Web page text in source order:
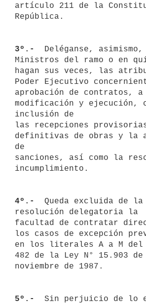
artículo 211 de la
República.
3º.-
Deléganse,
Ministros del ramo o en
hagan sus veces, las
Poder Ejecutivo
aprobación de contratos, a
modificación y ejecución,
inclusión de
las recepciones
definitivas de obras y la
de
sanciones, así como la
incumplimiento.
4º.-
Queda excluida de la
resolución delegatoria la
facultad de contratar
los casos de excepción
en los literales A a M
482 de la Ley N° 15.903 de
noviembre de 1987.
5º.-
Sin perjuicio de lo